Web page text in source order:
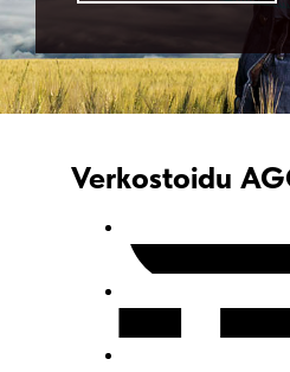
Verkostoidu